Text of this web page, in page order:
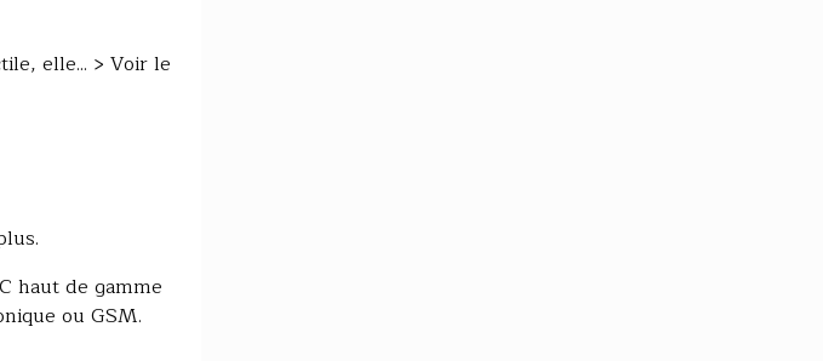
elle... > Voir le
haut de gamme
ou GSM.